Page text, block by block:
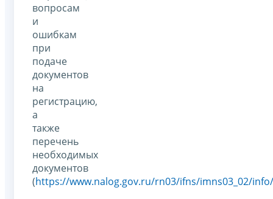
вопросам
и
ошибкам
при
подаче
документов
на
регистрацию,
а
также
перечень
необходимых
документов
(https://www.nalog.gov.ru/rn03/ifns/imns03_02/